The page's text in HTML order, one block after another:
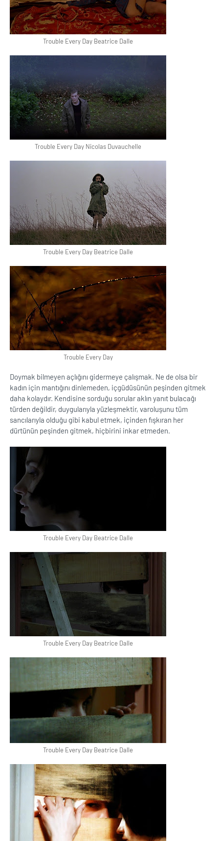
Trouble Every Day Beatrice Dalle
Trouble Every Day Nicolas Duvauchelle
Trouble Every Day Beatrice Dalle
Trouble Every Day
Doymak bilmeyen açlığını gidermeye çalışmak. Ne de olsa bir
kadın için mantığını dinlemeden, içgüdüsünün peşinden gitmek
daha kolaydır. Kendisine sorduğu sorular aklın yanıt bulacağı
türden değildir, duygularıyla yüzleşmektir, varoluşunu tüm
sancılarıyla olduğu gibi kabul etmek, içinden fışkıran her
dürtünün peşinden gitmek, hiçbirini inkar etmeden.
Trouble Every Day Beatrice Dalle
Trouble Every Day Beatrice Dalle
Trouble Every Day Beatrice Dalle